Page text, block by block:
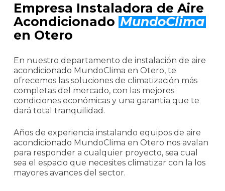
Empresa Instaladora de Aire
Acondicionado MundoClima
en Otero
En nuestro departamento de instalación de aire
acondicionado MundoClima en Otero, te
ofrecemos las soluciones de climatización más
completas del mercado, con las mejores
condiciones económicas y una garantía que te
dará total tranquilidad.
Años de experiencia instalando equipos de aire
acondicionado MundoClima en Otero nos avalan
para responder a cualquier proyecto, sea cual
sea el espacio que necesites climatizar con la los
mayores avances del sector.